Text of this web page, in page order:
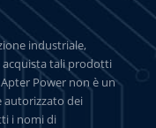
industriale,
tali prodotti
Power non è un
dei
i nomi di